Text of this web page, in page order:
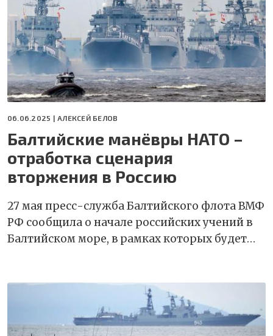
06.06.2025 |АЛЕКСЕЙ БЕЛОВ
Балтийские манёвры НАТО –
отработка сценария
вторжения в Россию
27 мая пресс-служба Балтийского флота ВМФ
РФ сообщила о начале российских учений в
Балтийском море, в рамках которых будет…